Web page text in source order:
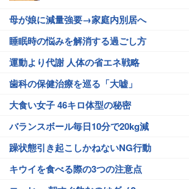
母が娘に減量強要→家庭内別居へ
睡眠時の悩みを解消する過ごし方
運動より代謝 人体の省エネ戦略
歯科の保健治療を巡る「大嘘」
大食い女子 46キロ体型の秘密
バランスボール毎日10分で20kg減
躁状態引き起こしかねないNG行動
キウイを食べる際の3つの注意点